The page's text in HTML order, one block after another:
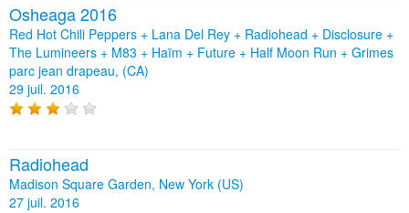
Osheaga 2016
Red Hot Chili Peppers + Lana Del Rey + Radiohead + Disclosure +
The Lumineers + M83 + Haïm + Future + Half Moon Run + Grimes
parc jean drapeau, (CA)
29 juil. 2016
Radiohead
Madison Square Garden, New York (US)
27 juil. 2016